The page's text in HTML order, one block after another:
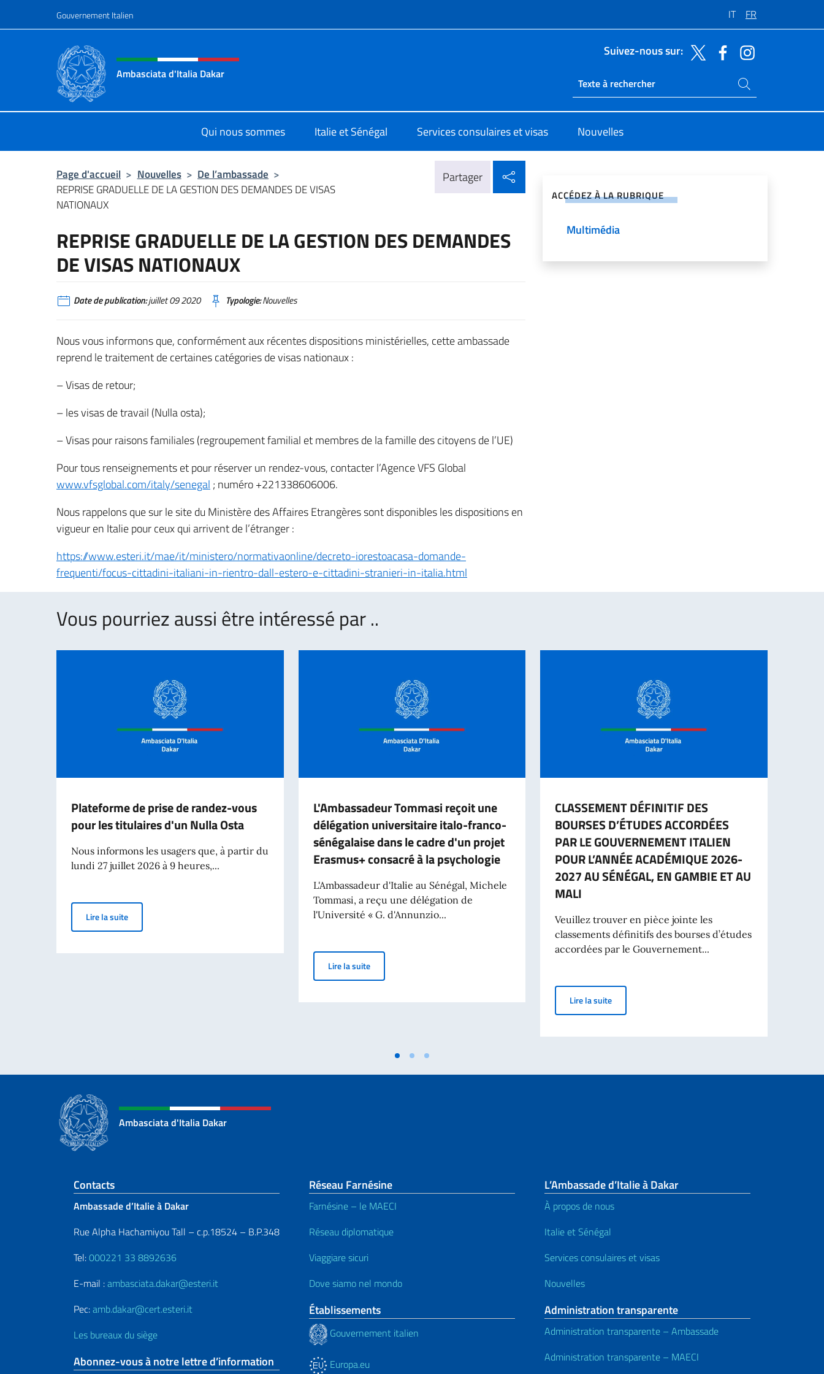
Gouvernement Italien IT FR
Site Web, social et en-tête de menu
Ambasciata d'Italia Dakar
Suivez-nous sur:
Ricerca sito live
Rechercher dans le site
Qui nous sommes Italie et Sénégal Services consulaires et visas Nouvelles
Page d'accueil > Nouvelles > De l’ambassade >
REPRISE GRADUELLE DE LA GESTION DES DEMANDES DE VISAS
NATIONAUX
Partager
REPRISE GRADUELLE DE LA GESTION DES DEMANDES
DE VISAS NATIONAUX
Date de publication:juillet 09 2020 Typologie:Nouvelles
Nous vous informons que, conformément aux récentes dispositions ministérielles, cette ambassade
reprend le traitement de certaines catégories de visas nationaux :
– Visas de retour;
– les visas de travail (Nulla osta);
– Visas pour raisons familiales (regroupement familial et membres de la famille des citoyens de l’UE)
Pour tous renseignements et pour réserver un rendez-vous, contacter l’Agence VFS Global
www.vfsglobal.com/italy/senegal ; numéro +221338606006.
Nous rappelons que sur le site du Ministère des Affaires Etrangères sont disponibles les dispositions en
vigueur en Italie pour ceux qui arrivent de l’étranger :
https://www.esteri.it/mae/it/ministero/normativaonline/decreto-iorestoacasa-domande-
frequenti/focus-cittadini-italiani-in-rientro-dall-estero-e-cittadini-stranieri-in-italia.html
ACCÉDEZ À LA RUBRIQUE
Multimédia
Vous pourriez aussi être intéressé par ..
Plateforme de prise de randez-vous
pour les titulaires d'un Nulla Osta
Nous informons les usagers que, à partir du
lundi 27 juillet 2026 à 9 heures,...
Lire la suitePlateforme de prise de randez-vous pour les titulaires d'un Nulla Osta
L'Ambassadeur Tommasi reçoit une
délégation universitaire italo-franco-
sénégalaise dans le cadre d'un projet
Erasmus+ consacré à la psychologie
L'Ambassadeur d'Italie au Sénégal, Michele
Tommasi, a reçu une délégation de
l'Université « G. d'Annunzio...
Lire la suiteL'Ambassadeur Tommasi reçoit une délégation universitaire italo-franco-sénégalaise dans le cadre d'un projet Erasmus+
CLASSEMENT DÉFINITIF DES
BOURSES D’ÉTUDES ACCORDÉES
PAR LE GOUVERNEMENT ITALIEN
POUR L’ANNÉE ACADÉMIQUE 2026-
2027 AU SÉNÉGAL, EN GAMBIE ET AU
MALI
Veuillez trouver en pièce jointe les
classements définitifs des bourses d’études
accordées par le Gouvernement...
Lire la suiteCLASSEMENT DÉFINITIF DES BOURSES D’ÉTUDES
Ambasciata d'Italia Dakar
Section de pied de page
Contacts
Ambassade d’Italie à Dakar
Rue Alpha Hachamiyou Tall – c.p.18524 – B.P.348
Tel:000221 33 8892636
E-mail :ambasciata.dakar@esteri.it
Pec:amb.dakar@cert.esteri.it
Les bureaux du siège
Abonnez-vous à notre lettre d’information
Réseau Farnésine
Farnésine – le MAECI
Réseau diplomatique
Viaggiare sicuri
Dove siamo nel mondo
Établissements
Gouvernement italien
Europa.eu
L’Ambassade d’Italie à Dakar
À propos de nous
Italie et Sénégal
Services consulaires et visas
Nouvelles
Administration transparente
Administration transparente – Ambassade
Administration transparente – MAECI